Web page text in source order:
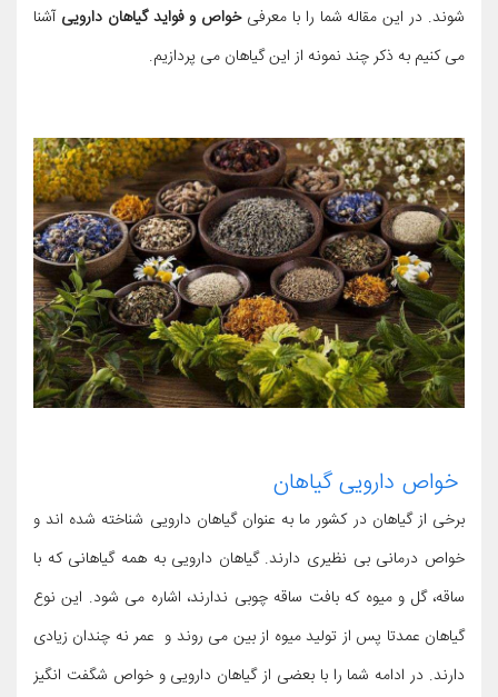
شوند. در این مقاله شما را با معرفیخواص و فواید گیاهان دارویی آشنا
می کنیم به ذکر چند نمونه از این گیاهان می پردازیم.
خواص دارویی گیاهان
برخی از گیاهان در کشور ما به عنوان گیاهان دارویی شناخته شده اند و
خواص درمانی بی نظیری دارند. گیاهان دارویی به همه گیاهانی که با
ساقه، گل و میوه که بافت ساقه چوبی ندارند، اشاره می شود. این نوع
گیاهان عمدتا پس از تولید میوه از بین می روند و عمر نه چندان زیادی
دارند. در ادامه شما را با بعضی از گیاهان دارویی و خواص شگفت انگیز